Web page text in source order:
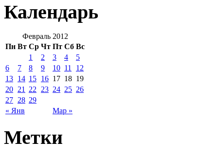
Календарь
Февраль 2012
Пн Вт Ср Чт Пт Сб Вс
« Янв Мар »
1 2 3 4
5
6
7 8 9 10 11
12
13 14 15 16 17 18 19
20 21 22 23 24 25 26
27 28 29
Метки